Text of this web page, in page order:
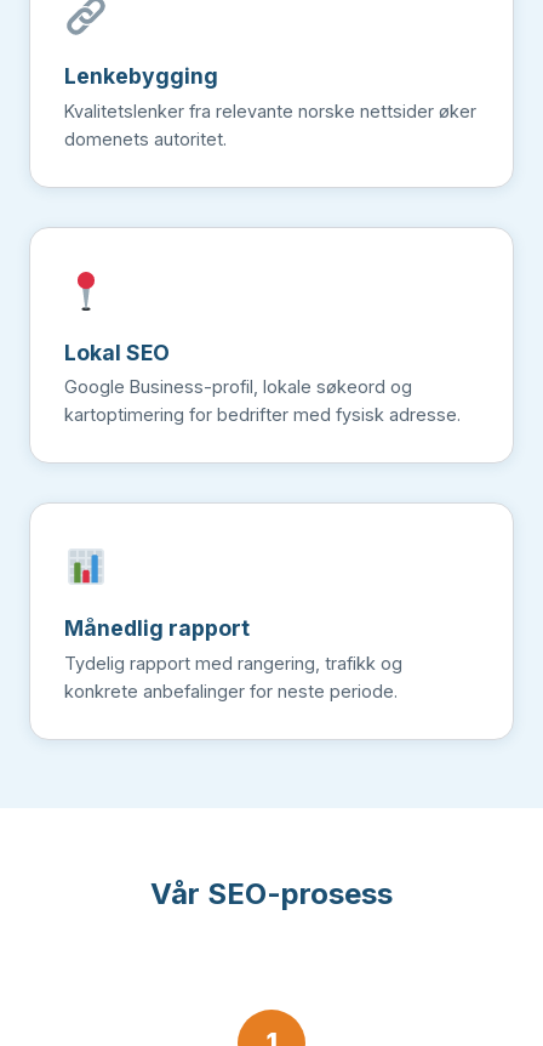
Lenke­bygging
Kvalitetslenker fra relevante norske nettsider øker
domenets autoritet.
Lokal SEO
Google Business-profil, lokale søkeord og
kartoptimering for bedrifter med fysisk adresse.
Månedlig rapport
Tydelig rapport med rangering, trafikk og
konkrete anbefalinger for neste periode.
Vår SEO-prosess